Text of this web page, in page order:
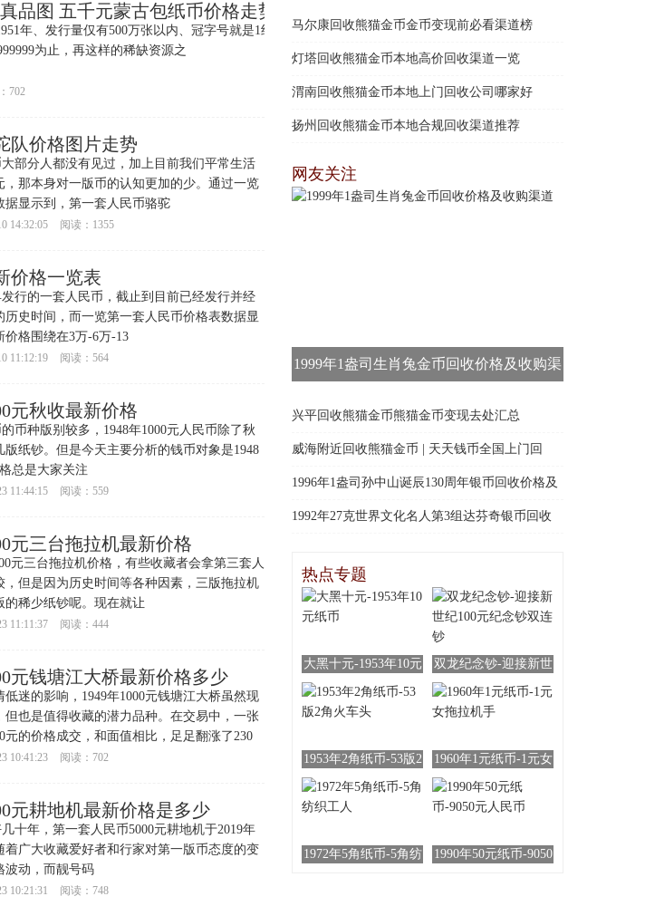
品图 五千元蒙古包纸币价格走势
年、发行量仅有500万张以内、冠字号就是1组
为止，再这样的稀缺资源之
702
队价格图片走势
分人都没有见过，加上目前我们平常生活
，那本身对一版币的认知更加的少。通过一览
据显示到，第一套人民币骆驼
14:32:05 阅读：1355
价格一览表
的一套人民币，截止到目前已经发行并经
历史时间，而一览第一套人民币价格表数据显
格围绕在3万-6万-13
11:12:19 阅读：564
元秋收最新价格
种版别较多，1948年1000元人民币除了秋
纸钞。但是今天主要分析的钱币对象是1948
总是大家关注
11:44:15 阅读：559
元三台拖拉机最新价格
三台拖拉机价格，有些收藏者会拿第三套人
，但是因为历史时间等各种因素，三版拖拉机
的稀少纸钞呢。现在就让
11:11:37 阅读：444
元钱塘江大桥最新价格多少
的影响，1949年1000元钱塘江大桥虽然现
但也是值得收藏的潜力品种。在交易中，一张
元的价格成交，和面值相比，足足翻涨了230
10:41:23 阅读：702
元耕地机最新价格是多少
年，第一套人民币5000元耕地机于2019年
着广大收藏爱好者和行家对第一版币态度的变
波动，而靓号码
10:21:31 阅读：748
马尔康回收熊猫金币金币变现前必看渠道榜
灯塔回收熊猫金币本地高价回收渠道一览
渭南回收熊猫金币本地上门回收公司哪家好
扬州回收熊猫金币本地合规回收渠道推荐
网友关注
1999年1盎司生肖兔金币回收价格及收购渠
兴平回收熊猫金币熊猫金币变现去处汇总
威海附近回收熊猫金币 | 天天钱币全国上门回
收，行业高价回收当场结算
1996年1盎司孙中山诞辰130周年银币回收价格及
收购渠道
1992年27克世界文化名人第3组达芬奇银币回收
热点专题
大黑十元-1953年10元
纸币
双龙纪念钞-迎接新世
纪100元纪念钞双连钞
1953年2角纸币-53版2
角火车头
1960年1元纸币-1元女
1972年5角纸币-5角纺
1990年50元纸币-9050